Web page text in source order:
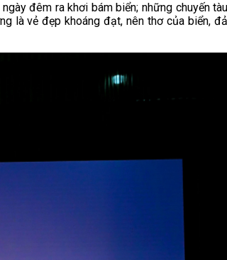
đêm ra khơi bám biển; những chuyến
là vẻ đẹp khoáng đạt, nên thơ của biển,